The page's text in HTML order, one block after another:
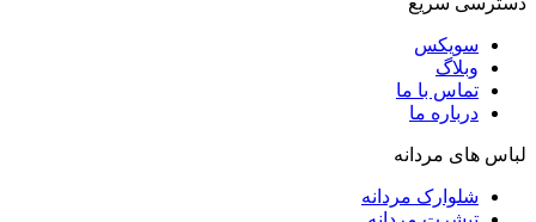
سویکس
وبلاگ
تماس با ما
درباره ما
لباس های مردانه
شلوارک مردانه